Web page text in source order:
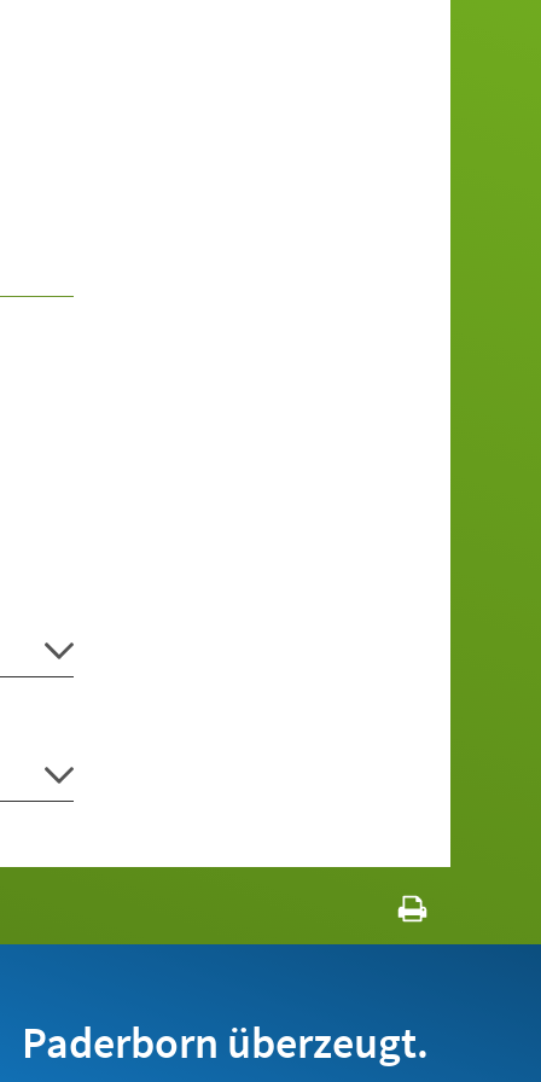
Paderborn überzeugt.